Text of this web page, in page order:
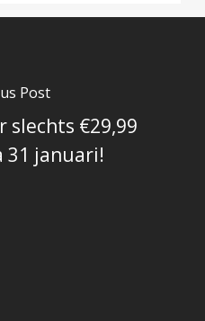
Post
slechts €29,99
31 januari!